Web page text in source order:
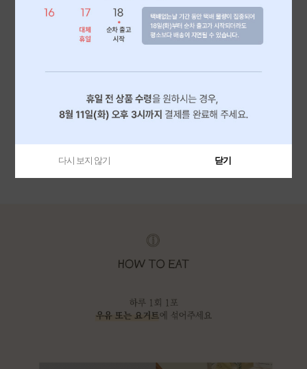
다시 보지 않기 닫기